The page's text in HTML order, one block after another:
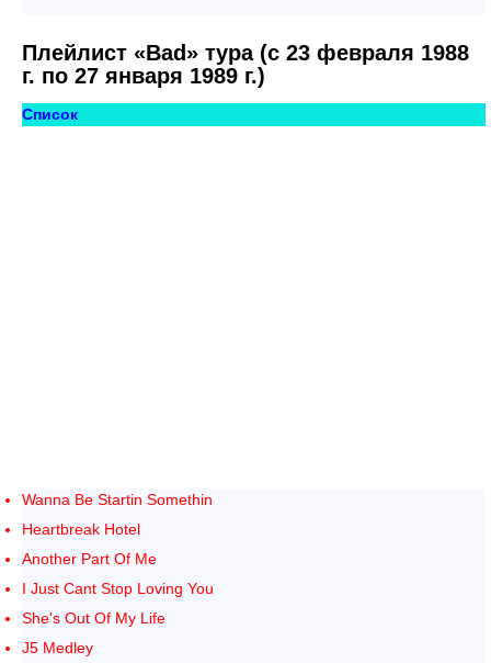
Плейлист «Bad» тура (с 23 февраля 1988
г. по 27 января 1989 г.)
Список
Wanna Be Startin Somethin
Heartbreak Hotel
Another Part Of Me
I Just Cant Stop Loving You
She's Out Of My Life
J5 Medley